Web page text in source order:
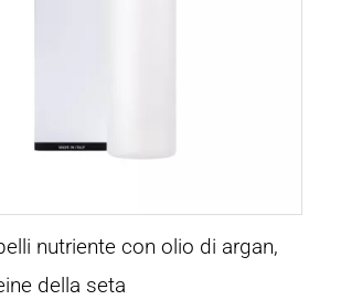
nutriente con olio di argan,
della seta